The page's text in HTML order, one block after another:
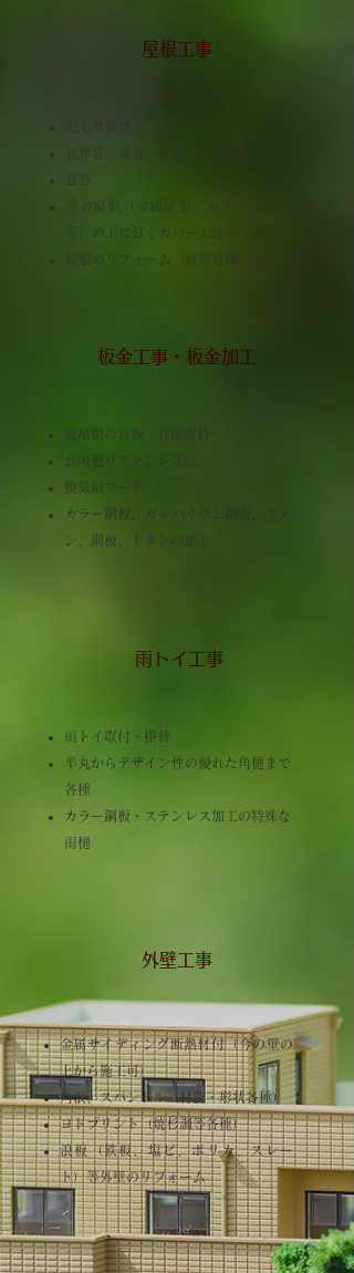
屋根工事
瓦棒葺、横葺、折板（金属屋根）
葺替
今の屋根（金属屋根、カラーベスト
等）の上に葺くカバー工法等​
屋根のリフォーム（材質各種）
板金工事・板金加工
庇屋根の谷板 谷樋取替
台所廻りステンレス貼
換気扇フード
カラー鋼板
ガルバリウム鋼板
ステ
ン、銅板、トタンの加工
雨トイ工事
雨トイ取付・掛替
半丸からデザイン性の優れた角樋まで
各種
カラー鋼板 ​・
ステンレス加工の特殊な
雨樋
外壁工事
金属サイディング断熱材付（今の壁の
上から施工可）
角浪、スパンドル（材質・形状各種）
ヨドプリント（焼杉調等各種）
浪板（鉄板、塩ビ、ポリカ、スレー
ト）等外壁のリフォーム